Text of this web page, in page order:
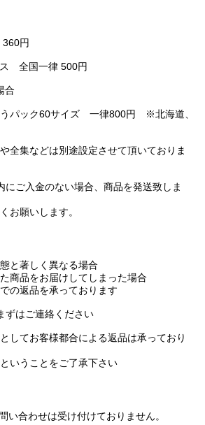
円
全国一律 500円
合
うパック60サイズ 一律800円 ※北海道、
全集などは別途設定させて頂いておりま
ご入金のない場合、商品を発送致しま
お願いします。
と著しく異なる場合
商品をお届けしてしまった場合
の返品を承っております
ずはご連絡ください
してお客様都合による返品は承っており
いうことをご了承下さい
い合わせは受け付けておりません。